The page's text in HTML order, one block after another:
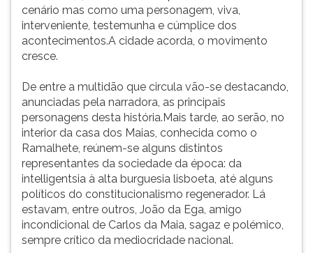
cenário mas como uma personagem, viva,
interveniente, testemunha e cúmplice dos
acontecimentos.A cidade acorda, o movimento
cresce.
De entre a multidão que circula vão-se destacando,
anunciadas pela narradora, as principais
personagens desta história.Mais tarde, ao serão, no
interior da casa dos Maias, conhecida como o
Ramalhete, reúnem-se alguns distintos
representantes da sociedade da época: da
intelligentsia à alta burguesia lisboeta, até alguns
políticos do constitucionalismo regenerador. Lá
estavam, entre outros, João da Ega, amigo
incondicional de Carlos da Maia, sagaz e polémico,
sempre crítico da mediocridade nacional.